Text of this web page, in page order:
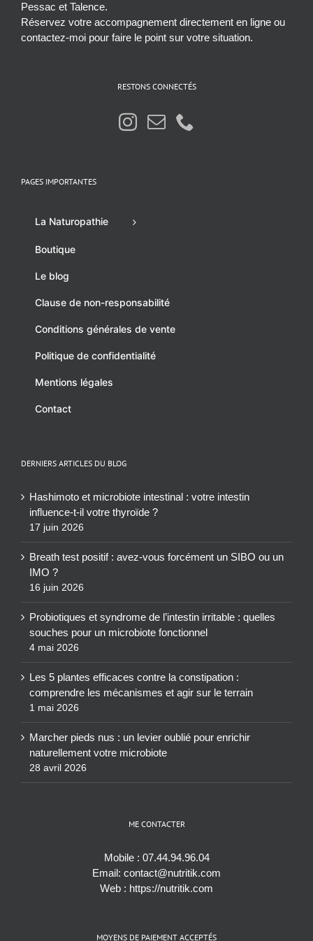
Pessac et Talence.
Réservez votre accompagnement directement en ligne ou
contactez-moi pour faire le point sur votre situation.
RESTONS CONNECTÉS
PAGES IMPORTANTES
La Naturopathie
Boutique
Le blog
Clause de non-responsabilité
Conditions générales de vente
Politique de confidentialité
Mentions légales
Contact
DERNIERS ARTICLES DU BLOG
Hashimoto et microbiote intestinal : votre intestin
influence-t-il votre thyroïde ?
17 juin 2026
Breath test positif : avez-vous forcément un SIBO ou un
IMO ?
16 juin 2026
Probiotiques et syndrome de l’intestin irritable : quelles
souches pour un microbiote fonctionnel
4 mai 2026
Les 5 plantes efficaces contre la constipation :
comprendre les mécanismes et agir sur le terrain
1 mai 2026
Marcher pieds nus : un levier oublié pour enrichir
naturellement votre microbiote
28 avril 2026
ME CONTACTER
Mobile : 07.44.94.96.04
Email: contact@nutritik.com
Web : https://nutritik.com
MOYENS DE PAIEMENT ACCEPTÉS